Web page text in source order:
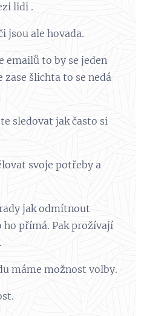
lidi .
jsou ale hovada.
emailů to by se jeden
šlichta to se nedá
sledovat jak často si
svoje potřeby a
jak odmítnout
ho přímá. Pak prožívají
máme možnost volby.